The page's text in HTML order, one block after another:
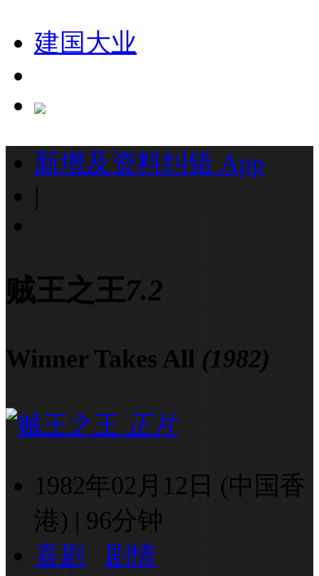
建国大业
新增及资料纠错 App
|
贼王之王7.2
Winner Takes All (1982)
正片
1982年02月12日 (中国香
港) | 96分钟
喜剧
剧情